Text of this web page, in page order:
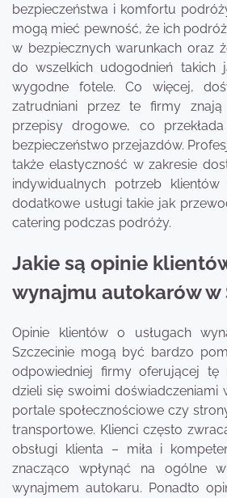
bezpieczeństwa i komfortu
mogą mieć pewność, że ich
w bezpiecznych warunkach oraz
do wszelkich udogodnień takich
wygodne fotele. Co więcej,
zatrudniani przez te firmy
przepisy drogowe, co
bezpieczeństwo przejazdów.
także elastyczność w zakresie
indywidualnych potrzeb
dodatkowe usługi takie jak
catering podczas podróży.
Jakie są opinie
wynajmu autokarów w
Opinie klientów o usługach
Szczecinie mogą być bardzo
odpowiedniej firmy oferującej tę
dzieli się swoimi doświadczeniami
portale społecznościowe czy
transportowe. Klienci często
obsługi klienta – miła i
znacząco wpłynąć na ogólne
wynajmem autokaru. Ponadto